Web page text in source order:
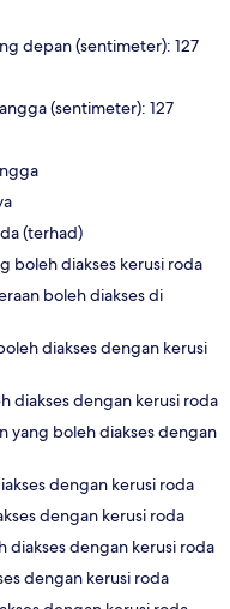
depan (sentimeter): 127
(sentimeter): 127
(terhad)
boleh diakses kerusi roda
boleh diakses di
diakses dengan kerusi
diakses dengan kerusi roda
yang boleh diakses dengan
dengan kerusi roda
dengan kerusi roda
diakses dengan kerusi roda
dengan kerusi roda